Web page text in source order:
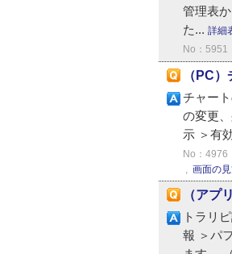
管理表
た... 詳細
No：5951
（PC
チャー
の変更
示 ＞有
No：4976
, 画面の
（アプ
トラリ
報 ＞パ